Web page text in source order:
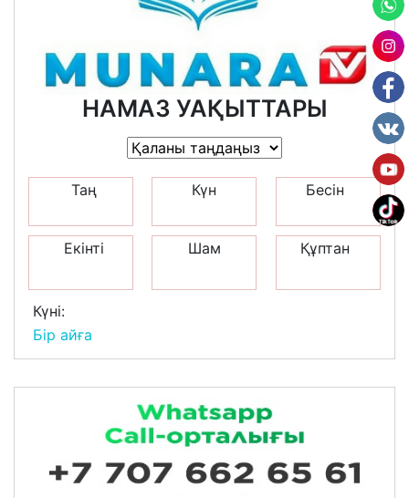
НАМАЗ УАҚЫТТАРЫ
Таң Күн Бесін
Екінті Шам Құптан
Күні:
Бір айға